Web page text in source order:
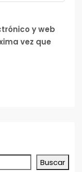
y web
vez que
Buscar